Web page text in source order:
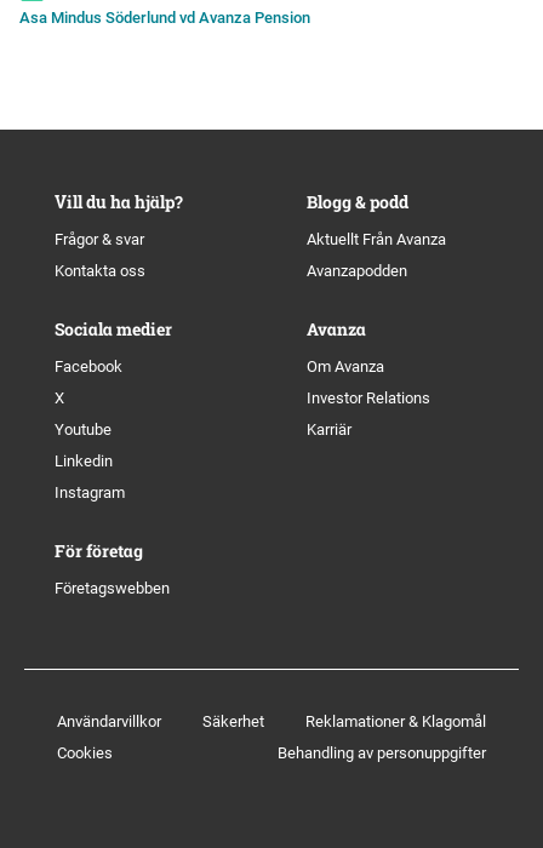
Asa Mindus Söderlund vd Avanza Pension
Vill du ha hjälp?
Frågor & svar
Kontakta oss
Blogg & podd
Aktuellt Från Avanza
Avanzapodden
Sociala medier
Facebook
X
Youtube
Linkedin
Instagram
Avanza
Om Avanza
Investor Relations
Karriär
För företag
Företagswebben
Användarvillkor Säkerhet
Reklamationer & Klagomål
Cookies
Behandling av personuppgifter